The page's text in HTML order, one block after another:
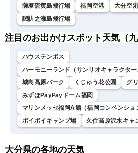
薩摩硫黄島飛行場
福岡空港 大分空港
諏訪之瀬島飛行場
注目のお出かけスポット天気（九
ハウステンボス
ハーモニーランド（サンリオキャラクター
城島高原パーク
くじゅう花公園
グ
みずほPayPayドーム福岡
マリンメッセ福岡A館（福岡コンベンショ
ボイボイキャンプ場
久住高原沢水キャ
大分県の各地の天気